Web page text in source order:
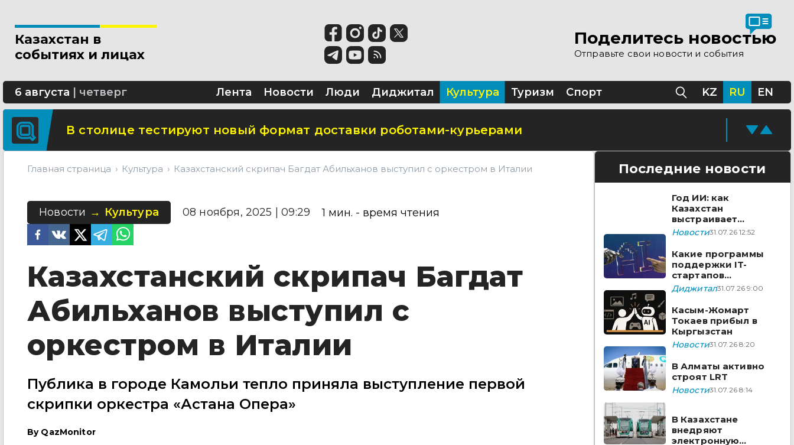
Казахстан в
событиях и лицах
Поделитесь новостью
Отправьте свои новости и события
6 августа четверг Лента Новости Люди Диджитал Культура Туризм Спорт KZ RU EN
В Казахстане внедряют электронную очередь для прохождения медико-социальной
экспертизы
В Алматы активно строят LRT
В столице тестируют новый формат доставки роботами-курьерами
Главная страница Культура Казахстанский скрипач Багдат Абильханов выступил с оркестром в Италии
Новости Культура 08 ноября, 2025 | 09:29 1 мин. - время чтения
Казахстанский скрипач Багдат
Абильханов выступил с
оркестром в Италии
Публика в городе Камольи тепло приняла выступление первой
скрипки оркестра «Астана Опера»
By QazMonitor
Последние новости
Год ИИ: как
Казахстан
выстраивает
технологический
году
Новости31.07.26 12:52
Какие программы
поддержки IT-
стартапов
реализуются в
Казахстане
Диджитал31.07.26 9:00
Касым-Жомарт
Токаев прибыл в
Кыргызстан
Новости31.07.26 8:20
В Алматы активно
строят LRT
Новости31.07.26 8:14
В Казахстане
внедряют
электронную